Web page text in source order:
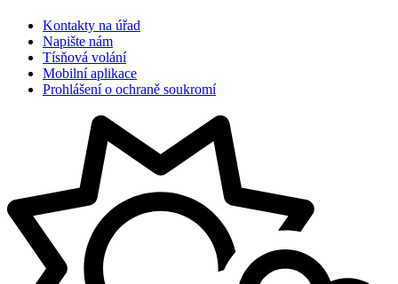
Kontakty na úřad
Napište nám
Tísňová volání
Mobilní aplikace
Prohlášení o ochraně soukromí